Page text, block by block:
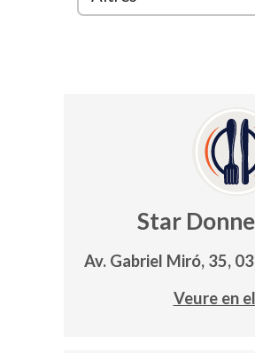
Star
Av. Gabriel Miró, 35,
Veure en